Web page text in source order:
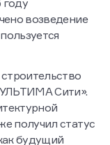
году
возведение
Сити».
получил статус